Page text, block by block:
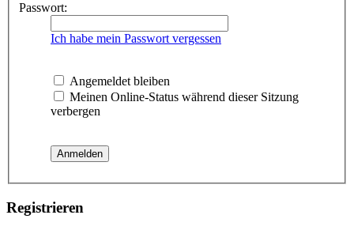
Passwort:
Ich habe mein Passwort vergessen
Angemeldet bleiben
Meinen Online-Status während dieser Sitzung
verbergen
Registrieren